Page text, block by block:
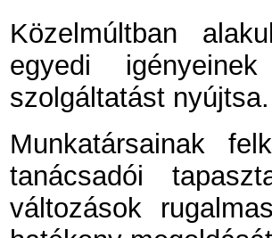
Közelmúltban
egyedi
szolgáltatást nyújtsa.
Munkatársainak
tanácsadói
változások